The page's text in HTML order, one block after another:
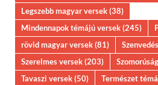
Legszebb magyar versek(38)
Mindennapok témájú versek(245)
rövid magyar versek(81)
Szerelmes versek(203)
Tavaszi versek(50) Természet